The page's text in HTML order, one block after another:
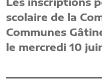
scolaire de la
Communes
le mercredi 10